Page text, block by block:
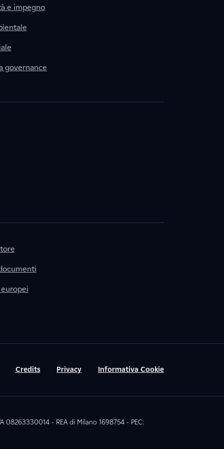
e impegno
governance
Credits Privacy Informativa Cookie
08263330014 - REA di Milano 1698754 - PEC: